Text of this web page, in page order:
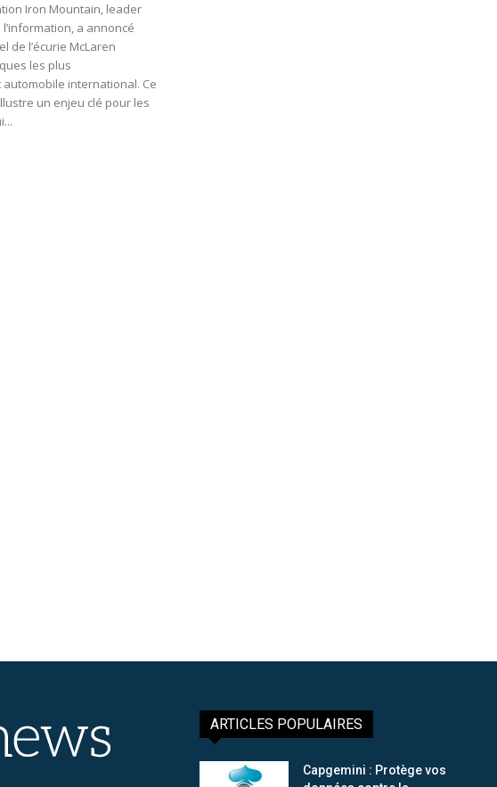
Iron Mountain, leader
a annoncé
de l’écurie McLaren
les plus
international. Ce
un enjeu clé pour les
ARTICLES POPULAIRES
Capgemini : Protège vos